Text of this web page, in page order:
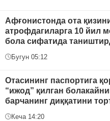
Афғонистонда ота
атрофдагиларга 10 йил
бола сифатида
Бугун 05:12
Отасининг паспортига
“ижод” қилган
барчанинг диққатини
Кеча 14:20